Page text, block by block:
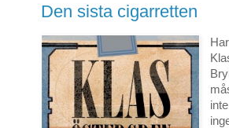
Den sista cigarretten